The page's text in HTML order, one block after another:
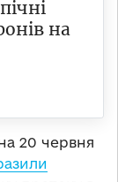
на
20 червня